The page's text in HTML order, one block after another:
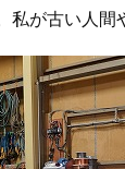
私が古い人間